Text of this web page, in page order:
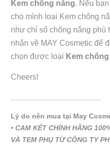
Kem chống nắng. Nếu
cho mình loại Kem chống
như chỉ số chống nắng
nhắn về MAY Cosmetic để
chọn được loại Kem
Cheers!
Lý do nên mua tại May
• CAM KẾT CHÍNH HÃNG
VÀ TEM PHỤ TỪ CÔNG TY